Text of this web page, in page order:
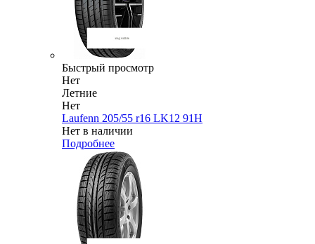
Быстрый просмотр
Нет
Летние
Нет
Laufenn 205/55 r16 LK12 91H
Нет в наличии
Подробнее